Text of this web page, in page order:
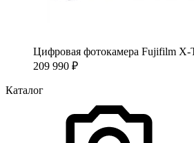
Цифровая фотокамера Fujifilm X-
209 990 ₽
Каталог